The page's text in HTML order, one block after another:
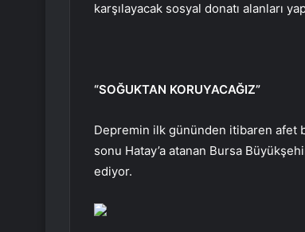
karşılayacak sosyal donatı alanları
“SOĞUKTAN KORUYACAĞIZ”
Depremin ilk gününden itibaren afet
sonu Hatay’a atanan Bursa
ediyor.